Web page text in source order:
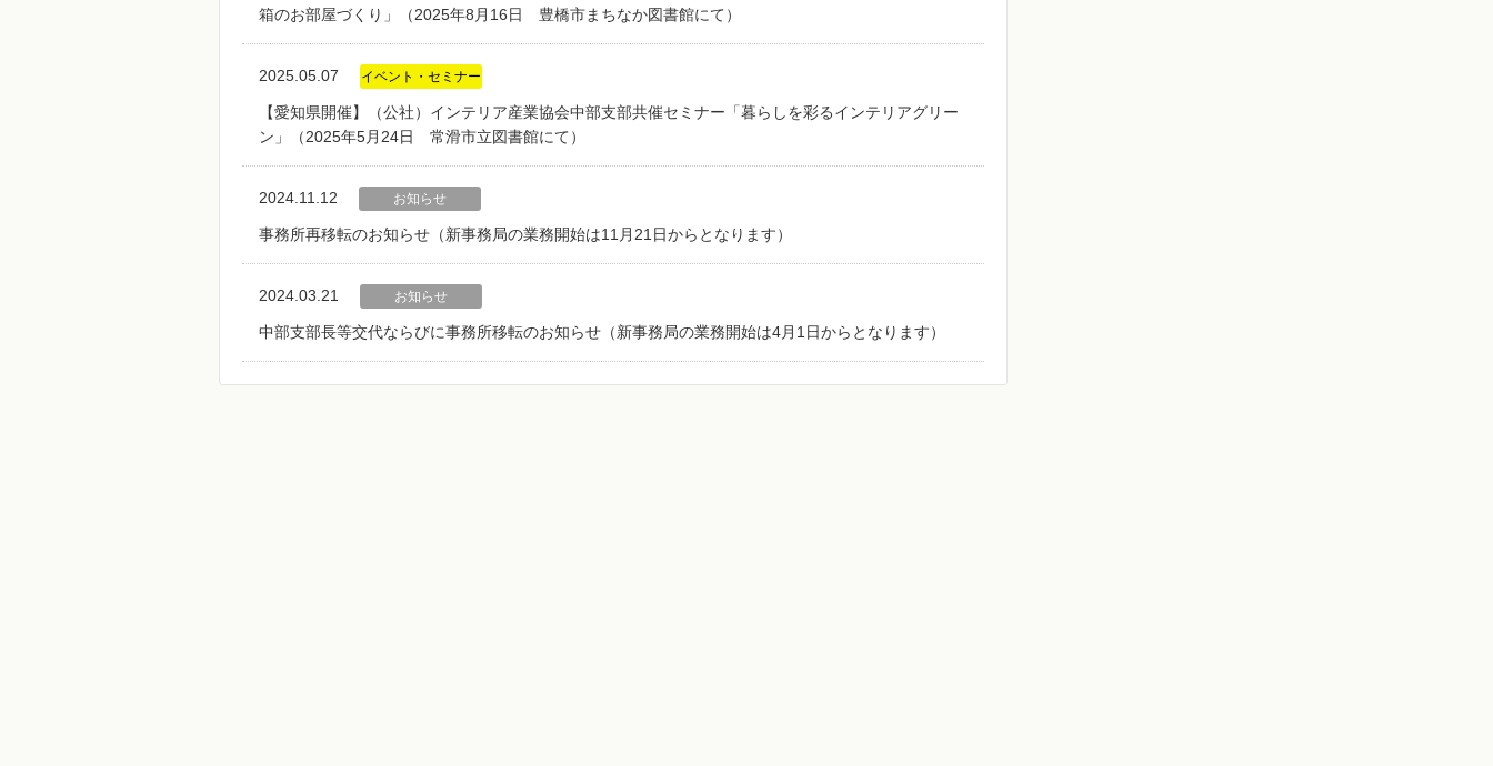
箱のお部屋づくり」（2025年8月16日 豊橋市まちなか図書館にて）
2025.05.07 イベント・セミナー
【愛知県開催】（公社）インテリア産業協会中部支部共催セミナー「暮らしを彩るインテリアグリー
ン」（2025年5月24日 常滑市立図書館にて）
2024.11.12 お知らせ
事務所再移転のお知らせ（新事務局の業務開始は11月21日からとなります）
2024.03.21 お知らせ
中部支部長等交代ならびに事務所移転のお知らせ（新事務局の業務開始は4月1日からとなります）